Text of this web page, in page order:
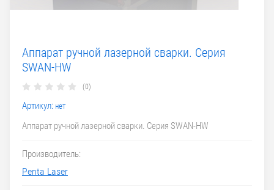
Аппарат ручной лазерной сварки. Серия
SWAN-HW
(0)
Артикул: нет
Аппарат ручной лазерной сварки. Серия SWAN-HW
Производитель:
Penta Laser